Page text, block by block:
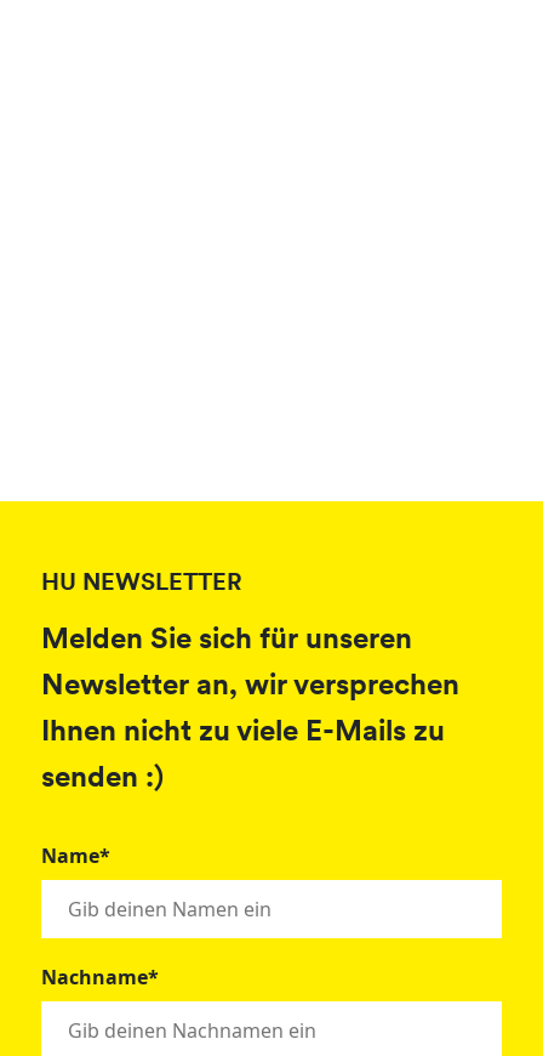
HU NEWSLETTER
Melden Sie sich für unseren
Newsletter an, wir versprechen
Ihnen nicht zu viele E-Mails zu
senden :)
Name*
Nachname*